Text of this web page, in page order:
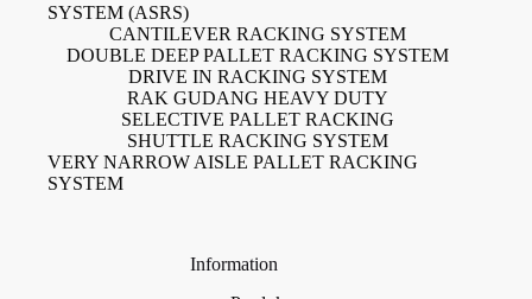
SYSTEM (ASRS)
CANTILEVER RACKING SYSTEM
DOUBLE DEEP PALLET RACKING SYSTEM
DRIVE IN RACKING SYSTEM
RAK GUDANG HEAVY DUTY
SELECTIVE PALLET RACKING
SHUTTLE RACKING SYSTEM
VERY NARROW AISLE PALLET RACKING
SYSTEM
Information